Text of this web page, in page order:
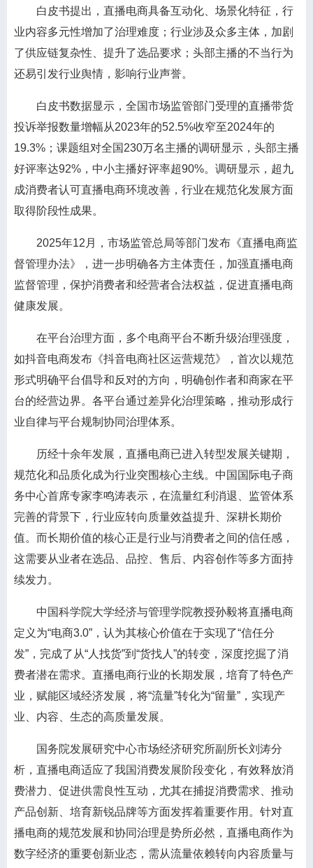
白皮书提出，直播电商具备互动化、场景化特征，行
业内容多元性增加了治理难度；行业涉及众多主体，加剧
了供应链复杂性、提升了选品要求；头部主播的不当行为
还易引发行业舆情，影响行业声誉。
白皮书数据显示，全国市场监管部门受理的直播带货
投诉举报数量增幅从2023年的52.5%收窄至2024年的
19.3%；课题组对全国230万名主播的调研显示，头部主播
好评率达92%，中小主播好评率超90%。调研显示，超九
成消费者认可直播电商环境改善，行业在规范化发展方面
取得阶段性成果。
2025年12月，市场监管总局等部门发布《直播电商监
督管理办法》，进一步明确各方主体责任，加强直播电商
监督管理，保护消费者和经营者合法权益，促进直播电商
健康发展。
在平台治理方面，多个电商平台不断升级治理强度，
如抖音电商发布《抖音电商社区运营规范》，首次以规范
形式明确平台倡导和反对的方向，明确创作者和商家在平
台的经营边界。各平台通过差异化治理策略，推动形成行
业自律与平台规制协同治理体系。
历经十余年发展，直播电商已进入转型发展关键期，
规范化和品质化成为行业突围核心主线。中国国际电子商
务中心首席专家李鸣涛表示，在流量红利消退、监管体系
完善的背景下，行业应转向质量效益提升、深耕长期价
值。而长期价值的核心正是行业与消费者之间的信任感，
这需要从业者在选品、品控、售后、内容创作等多方面持
续发力。
中国科学院大学经济与管理学院教授孙毅将直播电商
定义为“电商3.0”，认为其核心价值在于实现了“信任分
发”，完成了从“人找货”到“货找人”的转变，深度挖掘了消
费者潜在需求。直播电商行业的长期发展，培育了特色产
业，赋能区域经济发展，将“流量”转化为“留量”，实现产
业、内容、生态的高质量发展。
国务院发展研究中心市场经济研究所副所长刘涛分
析，直播电商适应了我国消费发展阶段变化，有效释放消
费潜力、促进供需良性互动，尤其在捕捉消费需求、推动
产品创新、培育新锐品牌等方面发挥着重要作用。针对直
播电商的规范发展和协同治理是势所必然，直播电商作为
数字经济的重要创新业态，需从流量依赖转向内容质量与